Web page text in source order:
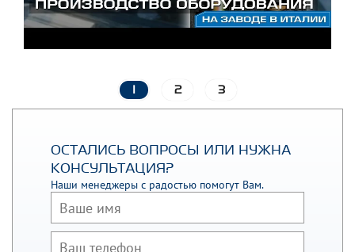
2 3
ОСТАЛИСЬ ВОПРОСЫ ИЛИ НУЖНА
КОНСУЛЬТАЦИЯ?
Наши менеджеры с радостью помогут Вам.